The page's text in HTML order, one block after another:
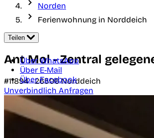
Norden
Ferienwohnung in Norddeich
Teilen
Über WhatsApp
Über E-Mail
Über Facebook
Ant Mol - Zentral
#11894 -26506Norddeich
Unverbindlich Anfragen